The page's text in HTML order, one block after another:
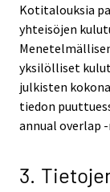
Kotitalouksia
yhteisöjen
yksilölliset
julkisten
tiedon
annual overlap
3.